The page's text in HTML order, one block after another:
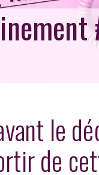
le
de